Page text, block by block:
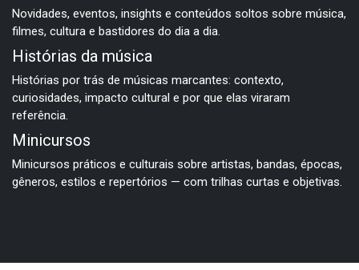
Novidades, eventos, insights e conteúdos soltos sobre música,
filmes, cultura e bastidores do dia a dia.
Histórias da música
Histórias por trás de músicas marcantes: contexto,
curiosidades, impacto cultural e por que elas viraram
referência.
Minicursos
Minicursos práticos e culturais sobre artistas, bandas, épocas,
gêneros, estilos e repertórios — com trilhas curtas e objetivas.